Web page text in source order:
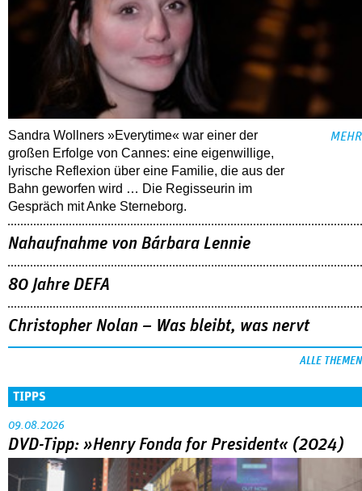
Sandra Wollners »Everytime« war einer der
großen Erfolge von Cannes: eine eigenwillige,
lyrische Reflexion über eine ­Familie, die aus der
Bahn geworfen wird … Die Regisseurin im
Gespräch mit Anke Sterneborg.
MEHR
Nahaufnahme von Bárbara Lennie
80 Jahre DEFA
Christopher Nolan – Was bleibt, was nervt
ALLE THEMEN
TIPPS
09.08.2026
DVD-Tipp: »Henry Fonda for President« (2024)